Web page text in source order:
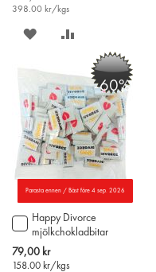
398.00 kr/kgs
SPARA
ÖNSKELISTAN
JÄMFÖR
Parasta ennen / Bäst före 4 sep. 2026
-60%
Happy Divorce
mjölkchokladbitar
500g
Special
Price
79,00 kr
158.00 kr/kgs
Lägg
till
i
varukorgen